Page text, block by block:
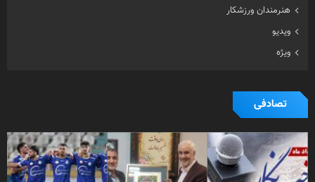
هنرمندان ورزشکار
ویدیو
ویژه
تصادفی